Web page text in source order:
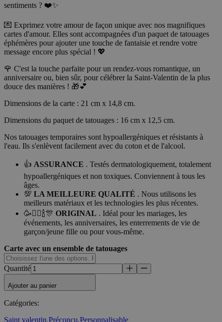
sentiments ? ❤️✨
💌 Exprimez votre amour de façon unique avec nos magnifiques
cartes d'amour. Elles sont accompagnées d'un paquet de tatouages
éphémères pour ajouter une touche de fantaisie et rendre votre
message encore plus spécial ! 💖
🌹 C'est la touche parfaite pour un rendez-vous romantique, un
anniversaire ou, bien sûr, pour célébrer la Saint-Valentin de la plus
douce des manières ! 🎁💕
Dimensions de la carte : 21 cm x 14,8 cm.
Dimensions du paquet de tatouages : 16 cm x 12,5 cm.
Nos tatouages temporaires sont hypoallergéniques et résistants à
l'eau. Ils s'enlèvent facilement avec du coton et de l'alcool.
👍 ASSURANCE . Testés dermatologiquement, totalement
hypoallergéniques et non toxiques. Conviennent à tous les
âges.
💯 LA MEILLEURE QUALITÉ . Nous utilisons les
meilleurs matériaux et les technologies les plus récentes.
🥳👯‍♂️🍾🎊 ORIGINAL . Idéal pour les mariages, les
événements, les anniversaires, les enterrements de vie de
garçon/jeune fille ou pour vous-même.
Carte avec un ensemble de tatouages
Quantité
Ajouter au panier
Catégories:
Saint valentin,Préconçu,Personnalisable